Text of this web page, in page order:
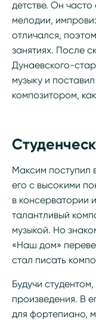
детстве. Он
мелодии,
отличался,
занятиях. После
Дунаевского-
музыку и
композитором,
Максим поступил
его с высокими
в консерватории
талантливый
музыкой. Но
«Наш дом»
стал писать
Будучи
произведения. В
для фортепиано,